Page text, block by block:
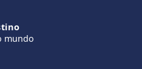
mundo